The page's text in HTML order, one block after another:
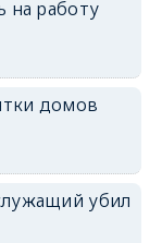
на работу
домов
убил